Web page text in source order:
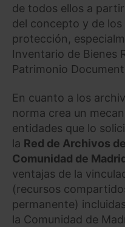
de todos ellos a
del concepto y de
protección,
Inventario de Bienes
Patrimonio
En cuanto a los
norma crea un
entidades que lo
la Red de Archivos
Comunidad de
ventajas de la
(recursos
permanente)
la Comunidad de